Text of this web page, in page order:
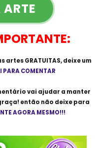
artesGRATUITAS, deixe um
PARA COMENTAR
vai ajudar a manter
então não deixe para
AGORA MESMO!!!